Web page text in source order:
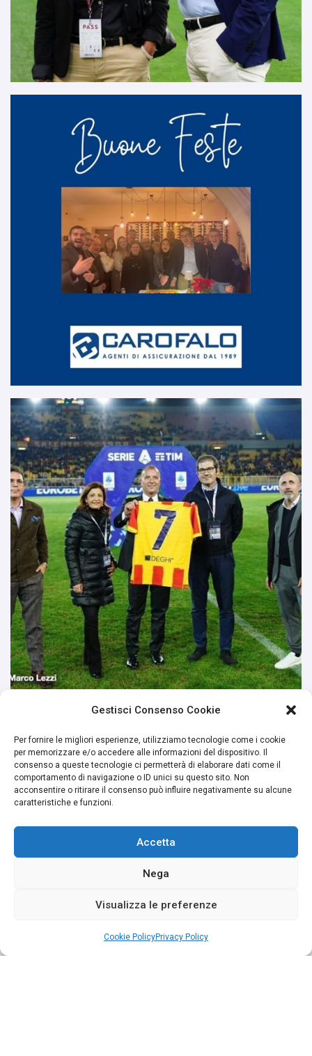
Gestisci Consenso Cookie
Per fornire le migliori esperienze, utilizziamo tecnologie come i cookie
per memorizzare e/o accedere alle informazioni del dispositivo. Il
consenso a queste tecnologie ci permetterà di elaborare dati come il
comportamento di navigazione o ID unici su questo sito. Non
acconsentire o ritirare il consenso può influire negativamente su alcune
caratteristiche e funzioni.
Accetta
Nega
Visualizza le preferenze
Cookie PolicyPrivacy Policy